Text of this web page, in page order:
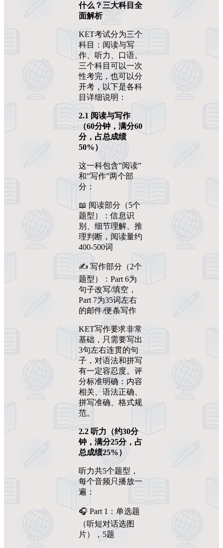
什么？三大科目全
面解析
KET考试分为三个
科目：阅读与写
作、听力、口语。
三个科目可以一次
性考完，也可以分
开考，以下是各科
目详细说明：
2.1 阅读与写作
（60分钟，满分60
分，占总成绩
50%）
这一科包含”阅读”
和”写作”两个部
分：
📖 阅读部分（5个
题型）：信息识
别、细节理解、推
理判断，阅读量约
400-500词
✍️ 写作部分（2个
题型）：Part 6为
句子改写/填空，
Part 7为35词左右
的邮件/便条写作
KET写作要求非常
基础，只需要写出
3句左右连贯的句
子，对语法和拼写
有一定容忍度。评
分标准明确：内容
相关、语法正确、
拼写准确、格式规
范。
2.2 听力（约30分
钟，满分25分，占
总成绩25%）
听力共5个题型，
每个音频只播放一
遍：
🎧 Part 1：单选题
（听短对话选图
片），5题